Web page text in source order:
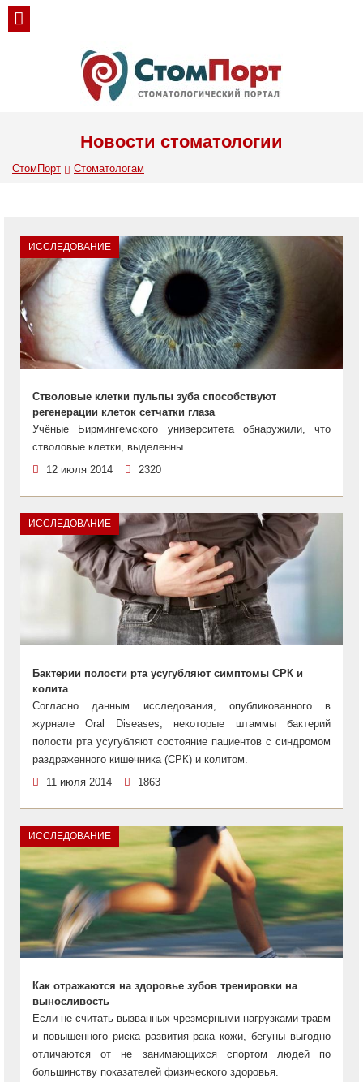
Новости стоматологии
СтомПорт Стоматологам
ИССЛЕДОВАНИЕ
Стволовые клетки пульпы зуба способствуют
регенерации клеток сетчатки глаза
Учёные Бирмингемского университета обнаружили, что
стволовые клетки, выделенны
12 июля 2014
2320
ИССЛЕДОВАНИЕ
Бактерии полости рта усугубляют симптомы СРК и
колита
Согласно данным исследования, опубликованного в
журнале Oral Diseases, некоторые штаммы бактерий
полости рта усугубляют состояние пациентов с синдромом
раздраженного кишечника (СРК) и колитом.
11 июля 2014
1863
ИССЛЕДОВАНИЕ
Как отражаются на здоровье зубов тренировки на
выносливость
Если не считать вызванных чрезмерными нагрузками травм
и повышенного риска развития рака кожи, бегуны выгодно
отличаются от не занимающихся спортом людей по
большинству показателей физического здоровья.